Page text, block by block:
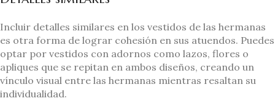
Incluir detalles similares en los vestidos de las hermanas
es otra forma de lograr cohesión en sus atuendos. Puedes
optar por vestidos con adornos como lazos, flores o
apliques que se repitan en ambos diseños, creando un
vínculo visual entre las hermanas mientras resaltan su
individualidad.